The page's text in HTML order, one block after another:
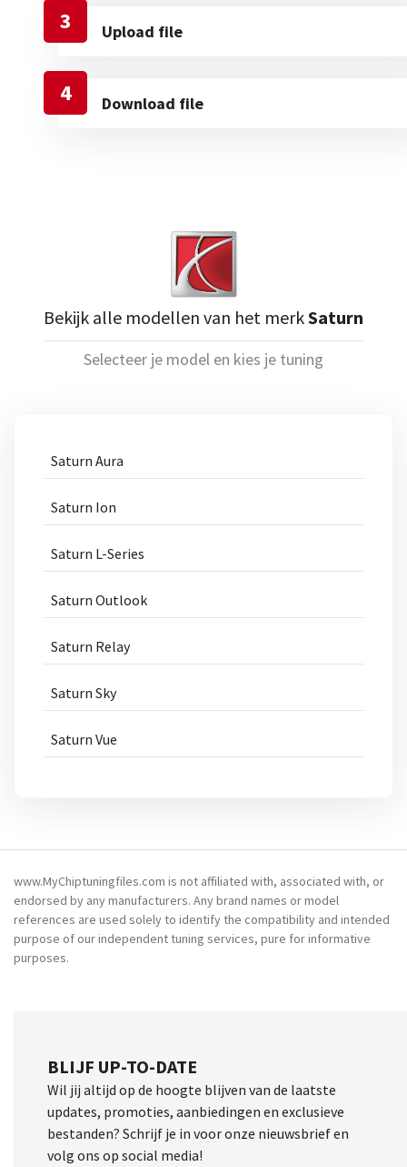
3 Upload file
4 Download file
Bekijk alle modellen van het merkSaturn
Selecteer je model en kies je tuning
Saturn Aura
Saturn Ion
Saturn L-Series
Saturn Outlook
Saturn Relay
Saturn Sky
Saturn Vue
www.MyChiptuningfiles.com is not affiliated with, associated with, or
endorsed by any manufacturers. Any brand names or model
references are used solely to identify the compatibility and intended
purpose of our independent tuning services, pure for informative
purposes.
BLIJF UP-TO-DATE
Wil jij altijd op de hoogte blijven van de laatste
updates, promoties, aanbiedingen en exclusieve
bestanden? Schrijf je in voor onze nieuwsbrief en
volg ons op social media!